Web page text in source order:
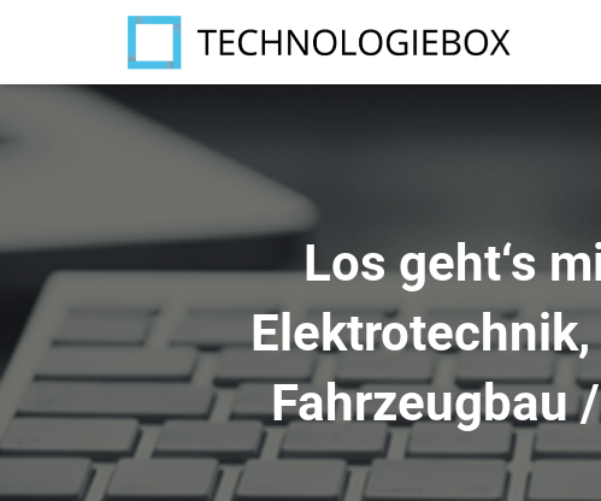
Los geht‘s
Fahrzeugbau